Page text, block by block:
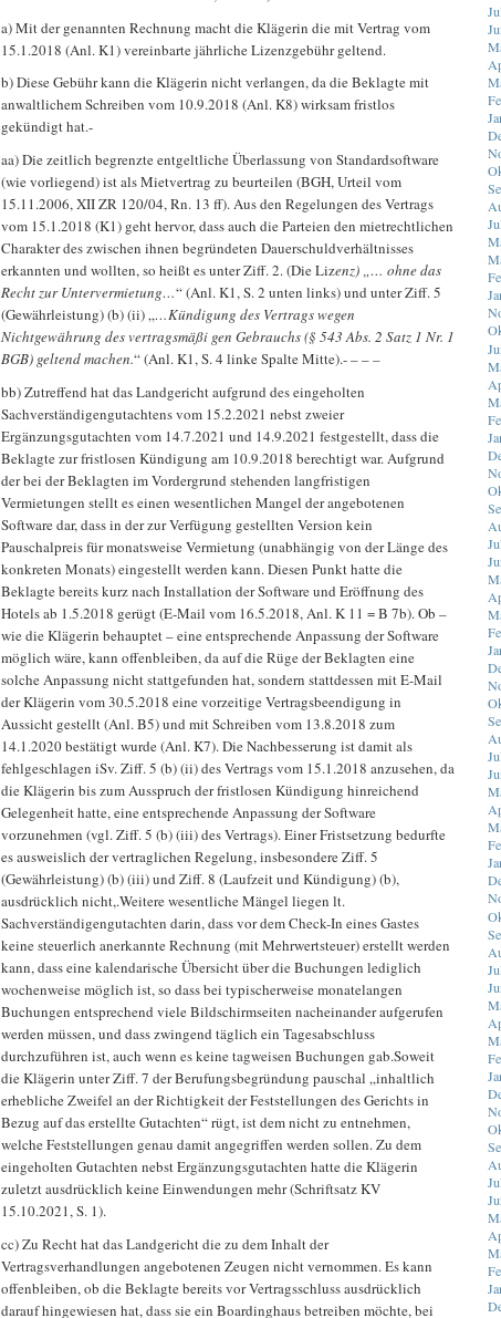
a) Mit der genannten Rechnung macht die Klägerin die mit Vertrag vom
15.1.2018 (Anl. K1) vereinbarte jährliche Lizenzgebühr geltend.
b) Diese Gebühr kann die Klägerin nicht verlangen, da die Beklagte mit
anwaltlichem Schreiben vom 10.9.2018 (Anl. K8) wirksam fristlos
gekündigt hat.-
aa) Die zeitlich begrenzte entgeltliche Überlassung von Standardsoftware
(wie vorliegend) ist als Mietvertrag zu beurteilen (BGH, Urteil vom
15.11.2006, XII ZR 120/04, Rn. 13 ff). Aus den Regelungen des Vertrags
vom 15.1.2018 (K1) geht hervor, dass auch die Parteien den mietrechtlichen
Charakter des zwischen ihnen begründeten Dauerschuldverhältnisses
erkannten und wollten, so heißt es unter Ziff. 2. (Die Lizenz) „… ohne das
Recht zur Untervermietung…“ (Anl. K1, S. 2 unten links) und unter Ziff. 5
(Gewährleistung) (b) (ii) „…Kündigung des Vertrags wegen
Nichtgewährung des vertragsmäßi gen Gebrauchs (§ 543 Abs. 2 Satz 1 Nr. 1
BGB) geltend machen.“ (Anl. K1, S. 4 linke Spalte Mitte).- – ––
bb) Zutreffend hat das Landgericht aufgrund des eingeholten
Sachverständigengutachtens vom 15.2.2021 nebst zweier
Ergänzungsgutachten vom 14.7.2021 und 14.9.2021 festgestellt, dass die
Beklagte zur fristlosen Kündigung am 10.9.2018 berechtigt war. Aufgrund
der bei der Beklagten im Vordergrund stehenden langfristigen
Vermietungen stellt es einen wesentlichen Mangel der angebotenen
Software dar, dass in der zur Verfügung gestellten Version kein
Pauschalpreis für monatsweise Vermietung (unabhängig von der Länge des
konkreten Monats) eingestellt werden kann. Diesen Punkt hatte die
Beklagte bereits kurz nach Installation der Software und Eröffnung des
Hotels ab 1.5.2018 gerügt (E-Mail vom 16.5.2018, Anl. K 11 = B 7b). Ob –
wie die Klägerin behauptet – eine entsprechende Anpassung der Software
möglich wäre, kann offenbleiben, da auf die Rüge der Beklagten eine
solche Anpassung nicht stattgefunden hat, sondern stattdessen mit E-Mail
der Klägerin vom 30.5.2018 eine vorzeitige Vertragsbeendigung in
Aussicht gestellt (Anl. B5) und mit Schreiben vom 13.8.2018 zum
14.1.2020 bestätigt wurde (Anl. K7). Die Nachbesserung ist damit als
fehlgeschlagen iSv. Ziff. 5 (b) (ii) des Vertrags vom 15.1.2018 anzusehen, da
die Klägerin bis zum Ausspruch der fristlosen Kündigung hinreichend
Gelegenheit hatte, eine entsprechende Anpassung der Software
vorzunehmen (vgl. Ziff. 5 (b) (iii) des Vertrags). Einer Fristsetzung bedurfte
es ausweislich der vertraglichen Regelung, insbesondere Ziff. 5
(Gewährleistung) (b) (iii) und Ziff. 8 (Laufzeit und Kündigung) (b),
ausdrücklich nicht,.Weitere wesentliche Mängel liegen lt.
Sachverständigengutachten darin, dass vor dem Check-In eines Gastes
keine steuerlich anerkannte Rechnung (mit Mehrwertsteuer) erstellt werden
kann, dass eine kalendarische Übersicht über die Buchungen lediglich
wochenweise möglich ist, so dass bei typischerweise monatelangen
Buchungen entsprechend viele Bildschirmseiten nacheinander aufgerufen
werden müssen, und dass zwingend täglich ein Tagesabschluss
durchzuführen ist, auch wenn es keine tagweisen Buchungen gab.Soweit
die Klägerin unter Ziff. 7 der Berufungsbegründung pauschal „inhaltlich
erhebliche Zweifel an der Richtigkeit der Feststellungen des Gerichts in
Bezug auf das erstellte Gutachten“ rügt, ist dem nicht zu entnehmen,
welche Feststellungen genau damit angegriffen werden sollen. Zu dem
eingeholten Gutachten nebst Ergänzungsgutachten hatte die Klägerin
zuletzt ausdrücklich keine Einwendungen mehr (Schriftsatz KV
15.10.2021, S. 1).
cc) Zu Recht hat das Landgericht die zu dem Inhalt der
Vertragsverhandlungen angebotenen Zeugen nicht vernommen. Es kann
offenbleiben, ob die Beklagte bereits vor Vertragsschluss ausdrücklich
darauf hingewiesen hat, dass sie ein Boardinghaus betreiben möchte, bei